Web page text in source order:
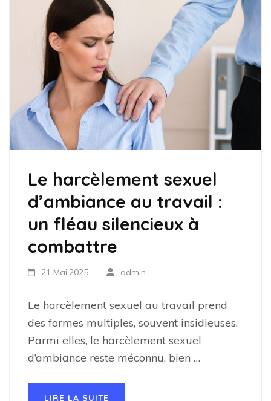
Le harcèlement sexuel
d’ambiance au travail :
un fléau silencieux à
combattre
21 Mai,2025 admin
Le harcèlement sexuel au travail prend
des formes multiples, souvent insidieuses.
Parmi elles, le harcèlement sexuel
d’ambiance reste méconnu, bien …
LIRE LA SUITE